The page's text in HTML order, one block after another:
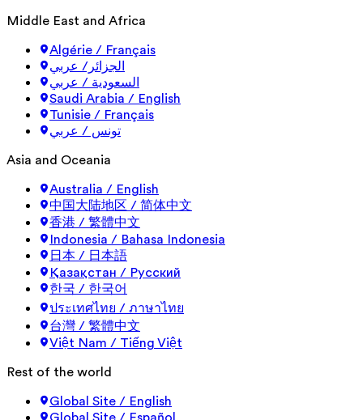
Middle East and Africa
Algérie / Français
الجزائر/ عربي
السعودية / عربي
Saudi Arabia / English
Tunisie / Français
تونس / عربي
Asia and Oceania
Australia / English
中国大陆地区 / 简体中文
香港 / 繁體中文
Indonesia / Bahasa Indonesia
日本 / 日本語
Қазақстан / Русский
한국 / 한국어
ประเทศไทย / ภาษาไทย
台灣 / 繁體中文
Việt Nam / Tiếng Việt
Rest of the world
Global Site / English